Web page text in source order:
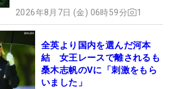
2026年8月7日 (金) 06時59分 1
全英より国内を選んだ河本
結 女王レースで離されるも
桑木志帆のVに「刺激をもら
いました」